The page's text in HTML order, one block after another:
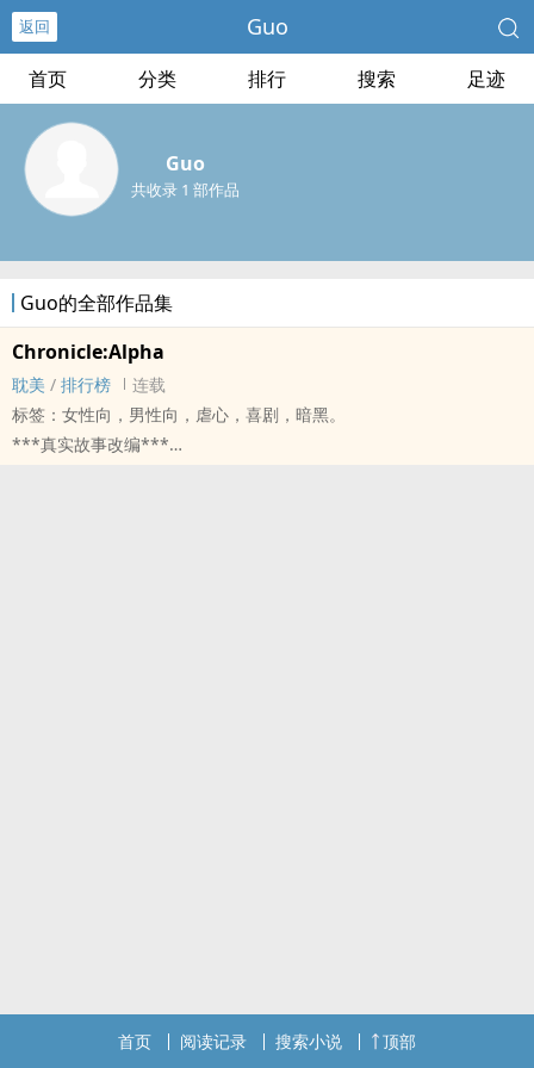
返回 Guo
首页 分类 排行 搜索 足迹
Guo
共收录 1 部作品
Guo的全部作品集
Chronicle:Alpha
耽美 / 排行榜
连载
标签：女性向，男性向，虐心，喜剧，暗黑。
***真实故事改编***
首页 阅读记录 搜索小说 顶部